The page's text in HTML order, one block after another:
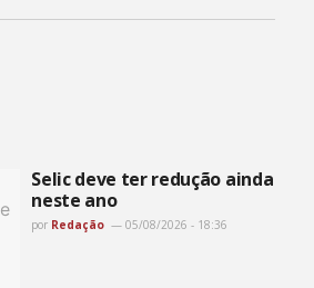
Selic deve ter redução ainda
neste ano
por Redação 05/08/2026 - 18:36